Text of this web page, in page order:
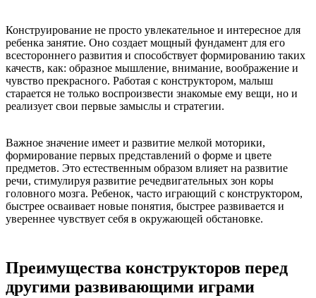
Конструирование не просто увлекательное и интересное для
ребенка занятие. Оно создает мощный фундамент для его
всестороннего развития и способствует формированию таких
качеств, как: образное мышление, внимание, воображение и
чувство прекрасного. Работая с конструктором, малыш
старается не только воспроизвести знакомые ему вещи, но и
реализует свои первые замыслы и стратегии.
Важное значение имеет и развитие мелкой моторики,
формирование первых представлений о форме и цвете
предметов. Это естественным образом влияет на развитие
речи, стимулируя развитие речедвигательных зон коры
головного мозга. Ребенок, часто играющий с конструктором,
быстрее осваивает новые понятия, быстрее развивается и
увереннее чувствует себя в окружающей обстановке.
Преимущества конструкторов перед
другими развивающими играми